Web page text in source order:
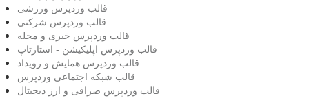
قالب وردپرس ورزشی
قالب وردپرس شرکتی
قالب وردپرس خبری و مجله
قالب وردپرس اپلیکیشن - استارتاپ
قالب وردپرس همایش و رویداد
قالب شبکه اجتماعی وردپرس
قالب وردپرس صرافی و ارز دیجیتال